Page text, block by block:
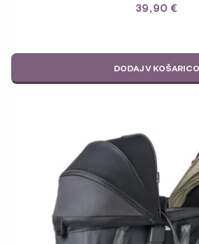
39,90 €
DODAJ V KOŠARICO